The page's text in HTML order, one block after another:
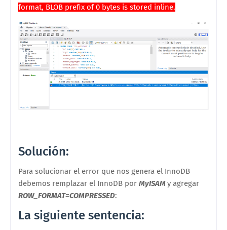
format, BLOB prefix of 0 bytes is stored inline.
Solución:
Para solucionar el error que nos genera el InnoDB
debemos remplazar el InnoDB por MyISAMy agregar
ROW_FORMAT=COMPRESSED:
La siguiente sentencia: